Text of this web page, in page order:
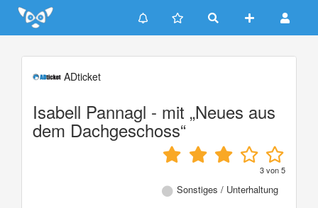
Update cookies preferences
ADticket
Isabell Pannagl - mit „Neues aus
dem Dachgeschoss“
3von5
Sonstiges / Unterhaltung